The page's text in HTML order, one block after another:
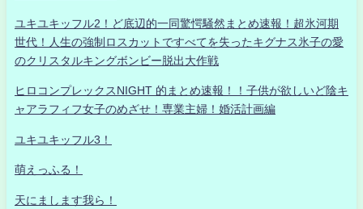
ユキユキッフル2！ど底辺的一同驚愕騒然まとめ速報！超氷河期
世代！人生の強制ロスカットですべてを失ったキグナス氷子の愛
のクリスタルキングボンビー脱出大作戦
ヒロコンプレックスNIGHT 的まとめ速報！！子供が欲しいど陰キ
ャアラフィフ女子のめざせ！専業主婦！婚活計画編
ユキユキッフル3！
萌えっふる！
天にまします我ら！